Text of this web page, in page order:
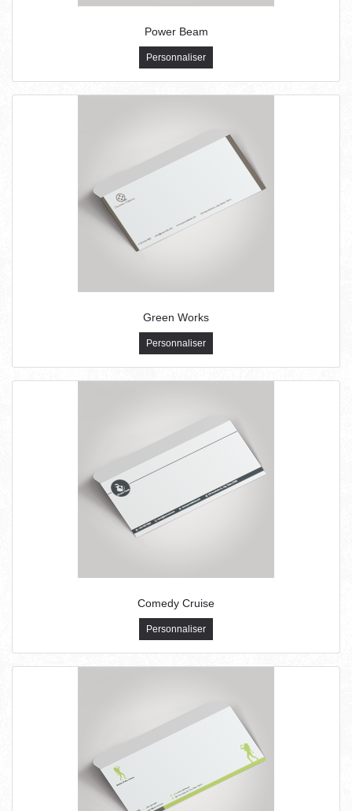
Power Beam
Personnaliser
Green Works
Personnaliser
Comedy Cruise
Personnaliser